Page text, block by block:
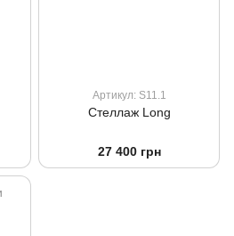
Артикул: S11.1
Стеллаж Long
27 400 грн